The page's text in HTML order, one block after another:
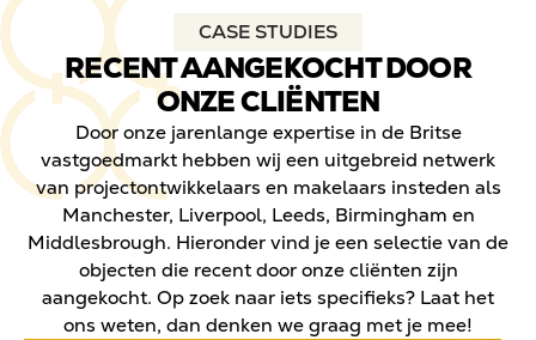
CASE STUDIES
RECENT AANGEKOCHT DOOR
ONZE CLIËNTEN
Door onze jarenlange expertise in de Britse
vastgoedmarkt hebben wij een uitgebreid netwerk
van projectontwikkelaars en makelaars insteden als
Manchester, Liverpool, Leeds, Birmingham en
Middlesbrough. Hieronder vind je een selectie van de
objecten die recent door onze cliënten zijn
aangekocht. Op zoek naar iets specifieks? Laat het
ons weten, dan denken we graag met je mee!